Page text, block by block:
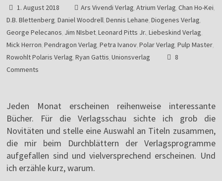
1. August 2018 Ars Vivendi Verlag,Atrium Verlag,Chan Ho-Kei,
D.B. Blettenberg,Daniel Woodrell,Dennis Lehane,Diogenes Verlag,
George Pelecanos, Jim NIsbet,Leonard Pitts Jr.,Liebeskind Verlag,
Mick Herron,Pendragon Verlag,Petra Ivanov,Polar Verlag,Pulp Master,
Rowohlt Polaris Verlag,Ryan Gattis,Unionsverlag
8
Comments
Jeden Monat erscheinen reihenweise interessante
Bücher. Für die Verlagsschau sichte ich grob die
Novitäten und stelle eine Auswahl an Titeln zusammen,
die mir beim Durchblättern der Verlagsprogramme
aufgefallen sind und vielversprechend erscheinen. Und
ich erzähle kurz, warum.